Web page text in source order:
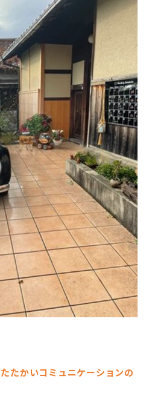
たかいコミュニケーションの